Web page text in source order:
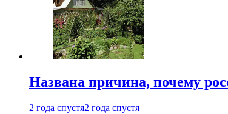
Названа причина, почему
2 года спустя2 года спустя